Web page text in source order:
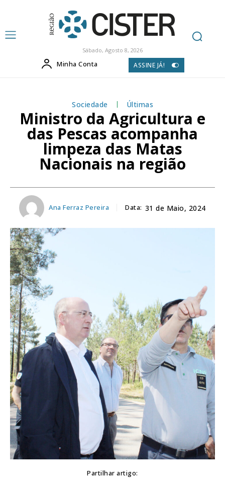
Sábado, Agosto 8, 2026
Minha Conta ASSINE JÁ!
Sociedade Últimas
Ministro da Agricultura e
das Pescas acompanha
limpeza das Matas
Nacionais na região
Ana Ferraz Pereira Data: 31 de Maio, 2024
Partilhar artigo: